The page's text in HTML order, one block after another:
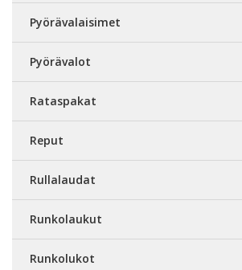
Pyörävalaisimet
Pyörävalot
Rataspakat
Reput
Rullalaudat
Runkolaukut
Runkolukot